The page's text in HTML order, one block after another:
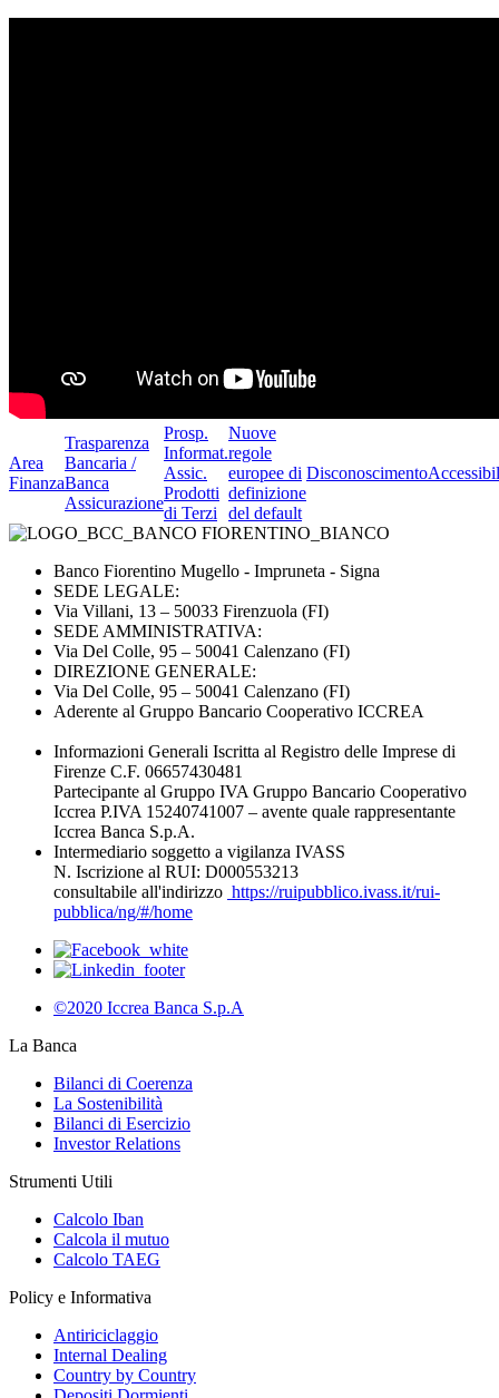
Area
Finanza
Trasparenza
Bancaria /
Banca
Assicurazione
Prosp.
Informat.
Assic.
Prodotti
di Terzi
Nuove
regole
europee di
definizione
del default
Disconoscimento
Banco Fiorentino Mugello - Impruneta - Signa
SEDE LEGALE:
Via Villani, 13 – 50033 Firenzuola (FI)
SEDE AMMINISTRATIVA:
Via Del Colle, 95 – 50041 Calenzano (FI)
DIREZIONE GENERALE:
Via Del Colle, 95 – 50041 Calenzano (FI)
Aderente al Gruppo Bancario Cooperativo ICCREA
Informazioni Generali Iscritta al Registro delle Imprese di
Firenze C.F. 06657430481
Partecipante al Gruppo IVA Gruppo Bancario Cooperativo
Iccrea P.IVA 15240741007 – avente quale rappresentante
Iccrea Banca S.p.A.
Intermediario soggetto a vigilanza IVASS
N. Iscrizione al RUI: D000553213
consultabile all'indirizzo https://ruipubblico.ivass.it/rui-
pubblica/ng/#/home
©2020 Iccrea Banca S.p.A
La Banca
Bilanci di Coerenza
La Sostenibilità
Bilanci di Esercizio
Investor Relations
Strumenti Utili
Calcolo Iban
Calcola il mutuo
Calcolo TAEG
Policy e Informativa
Antiriciclaggio
Internal Dealing
Country by Country